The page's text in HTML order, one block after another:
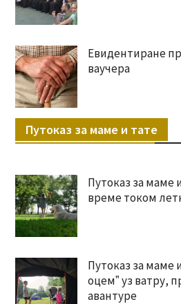
Евидентиране
ваучера
Путоказ за маме и тате
Путоказ за маме
време током
Путоказ за маме
оцемˮ уз ватру,
авантуре